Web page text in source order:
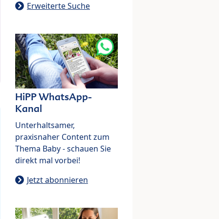
Erweiterte Suche
HiPP WhatsApp-
Kanal
Unterhaltsamer,
praxisnaher Content zum
Thema Baby - schauen Sie
direkt mal vorbei!
Jetzt abonnieren